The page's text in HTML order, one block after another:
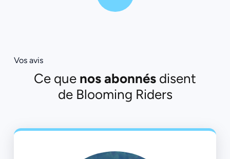
Vos avis
Ce que nos abonnés disent
de Blooming Riders